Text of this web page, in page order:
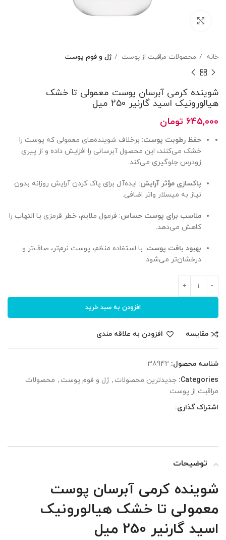
خانه محصولات مراقبت از پوست ژل و فوم پوست
شوینده کرمی آبرسان پوست معمولی تا خشک
هیالورونیک اسید گارنیر 250 میل
645,000 تومان
حفظ رطوبت پوست: برخلاف شوینده‌های معمولی که پوست را
خشک می‌کنند، این محصول آبرسانی را افزایش داده و از پیری
زودرس جلوگیری می‌کند.
پاکسازی مؤثر آرایش: ایده‌آل برای پاک کردن آرایش روزانه بدون
نیاز به میسلار واتر اضافی.
مناسب برای پوست حساس: فرمول ملایم، خطر قرمزی یا التهاب را
کاهش می‌دهد.
بهبود بافت پوست: با استفاده منظم، پوست نرم‌تر، صاف‌تر و
درخشان‌تر می‌شود.
افزودن به سبد خرید
مقایسه افزودن به علاقه مندی
شناسه محصول: 38942
Categories: جدیدترین محصولات , ژل و فوم پوست , محصولات
مراقبت از پوست
اشتراک گذاری:
توضیحات
شوینده کرمی آبرسان پوست
معمولی تا خشک هیالورونیک
اسید گارنیر 250 میل